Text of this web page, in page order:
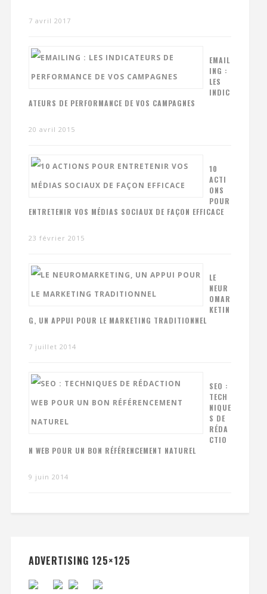
7 avril 2017
EMAIL
ING :
LES
INDIC
ATEURS DE PERFORMANCE DE VOS CAMPAGNES
20 avril 2015
10
ACTI
ONS
POUR
ENTRETENIR VOS MÉDIAS SOCIAUX DE FAÇON EFFICACE
23 février 2015
LE
NEUR
OMAR
KETIN
G, UN APPUI POUR LE MARKETING TRADITIONNEL
7 juillet 2014
SEO :
TECH
NIQUE
S DE
RÉDA
CTIO
N WEB POUR UN BON RÉFÉRENCEMENT NATUREL
9 juin 2014
ADVERTISING 125×125